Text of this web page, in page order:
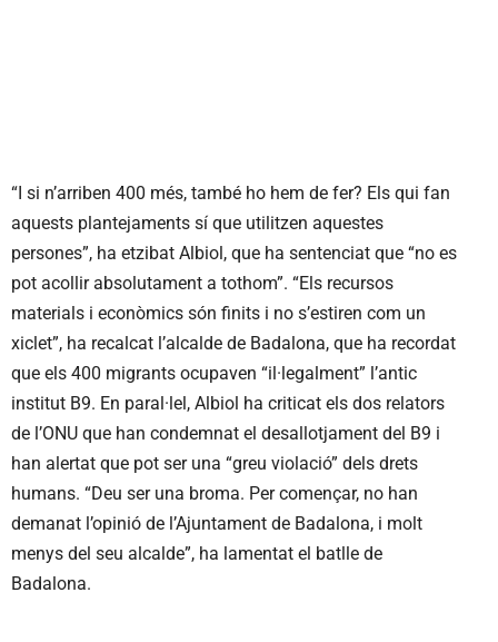
“I si n’arriben 400 més, també ho hem de fer? Els qui fan
aquests plantejaments sí que utilitzen aquestes
persones”, ha etzibat Albiol, que ha sentenciat que “no es
pot acollir absolutament a tothom”. “Els recursos
materials i econòmics són finits i no s’estiren com un
xiclet”, ha recalcat l’alcalde de Badalona, que ha recordat
que els 400 migrants ocupaven “il·legalment” l’antic
institut B9. En paral·lel, Albiol ha criticat els dos relators
de l’ONU que han condemnat el desallotjament del B9 i
han alertat que pot ser una “greu violació” dels drets
humans. “Deu ser una broma. Per començar, no han
demanat l’opinió de l’Ajuntament de Badalona, i molt
menys del seu alcalde”, ha lamentat el batlle de
Badalona.